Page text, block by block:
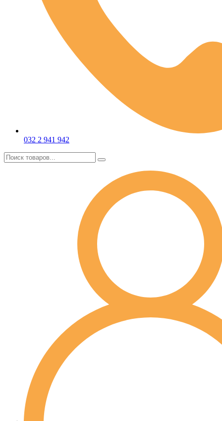
032 2 941 942